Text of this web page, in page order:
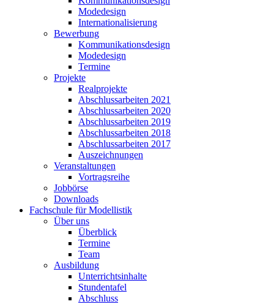
Modedesign
Internationalisierung
Bewerbung
Kommunikationsdesign
Modedesign
Termine
Projekte
Realprojekte
Abschlussarbeiten 2021
Abschlussarbeiten 2020
Abschlussarbeiten 2019
Abschlussarbeiten 2018
Abschlussarbeiten 2017
Auszeichnungen
Veranstaltungen
Vortragsreihe
Jobbörse
Downloads
Fachschule für Modellistik
Über uns
Überblick
Termine
Team
Ausbildung
Unterrichtsinhalte
Stundentafel
Abschluss